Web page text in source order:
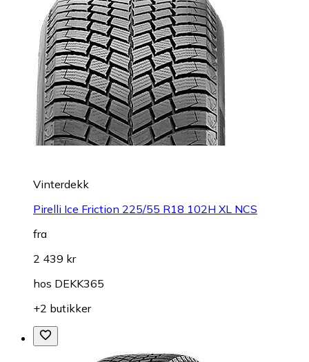
Vinterdekk
Pirelli Ice Friction 225/55 R18 102H XL NCS
fra
2 439 kr
hos DEKK365
+2 butikker